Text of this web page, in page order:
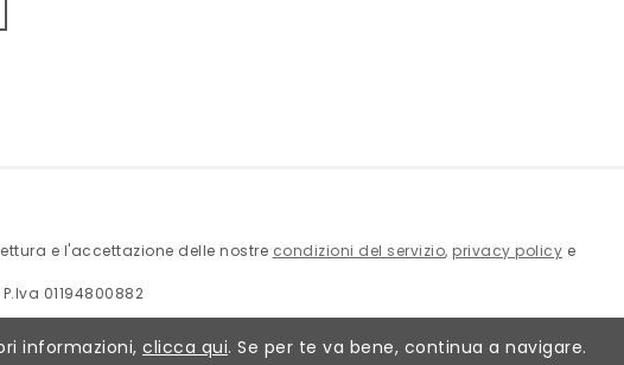
e l'accettazione delle nostre condizioni del servizio, privacy policy e
P.Iva 01194800882
informazioni, clicca qui. Se per te va bene, continua a navigare.